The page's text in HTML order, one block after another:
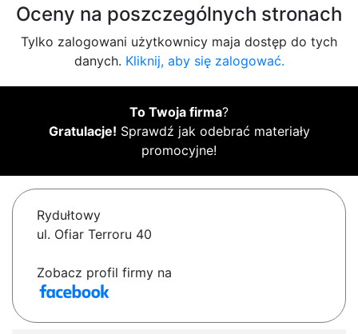
Oceny na poszczególnych stronach
Tylko zalogowani użytkownicy maja dostęp do tych
danych. Kliknij, aby się zalogować.
To Twoja firma?
Gratulacje! Sprawdź jak odebrać materiały
promocyjne!
Rydułtowy
ul. Ofiar Terroru 40
Zobacz profil firmy na